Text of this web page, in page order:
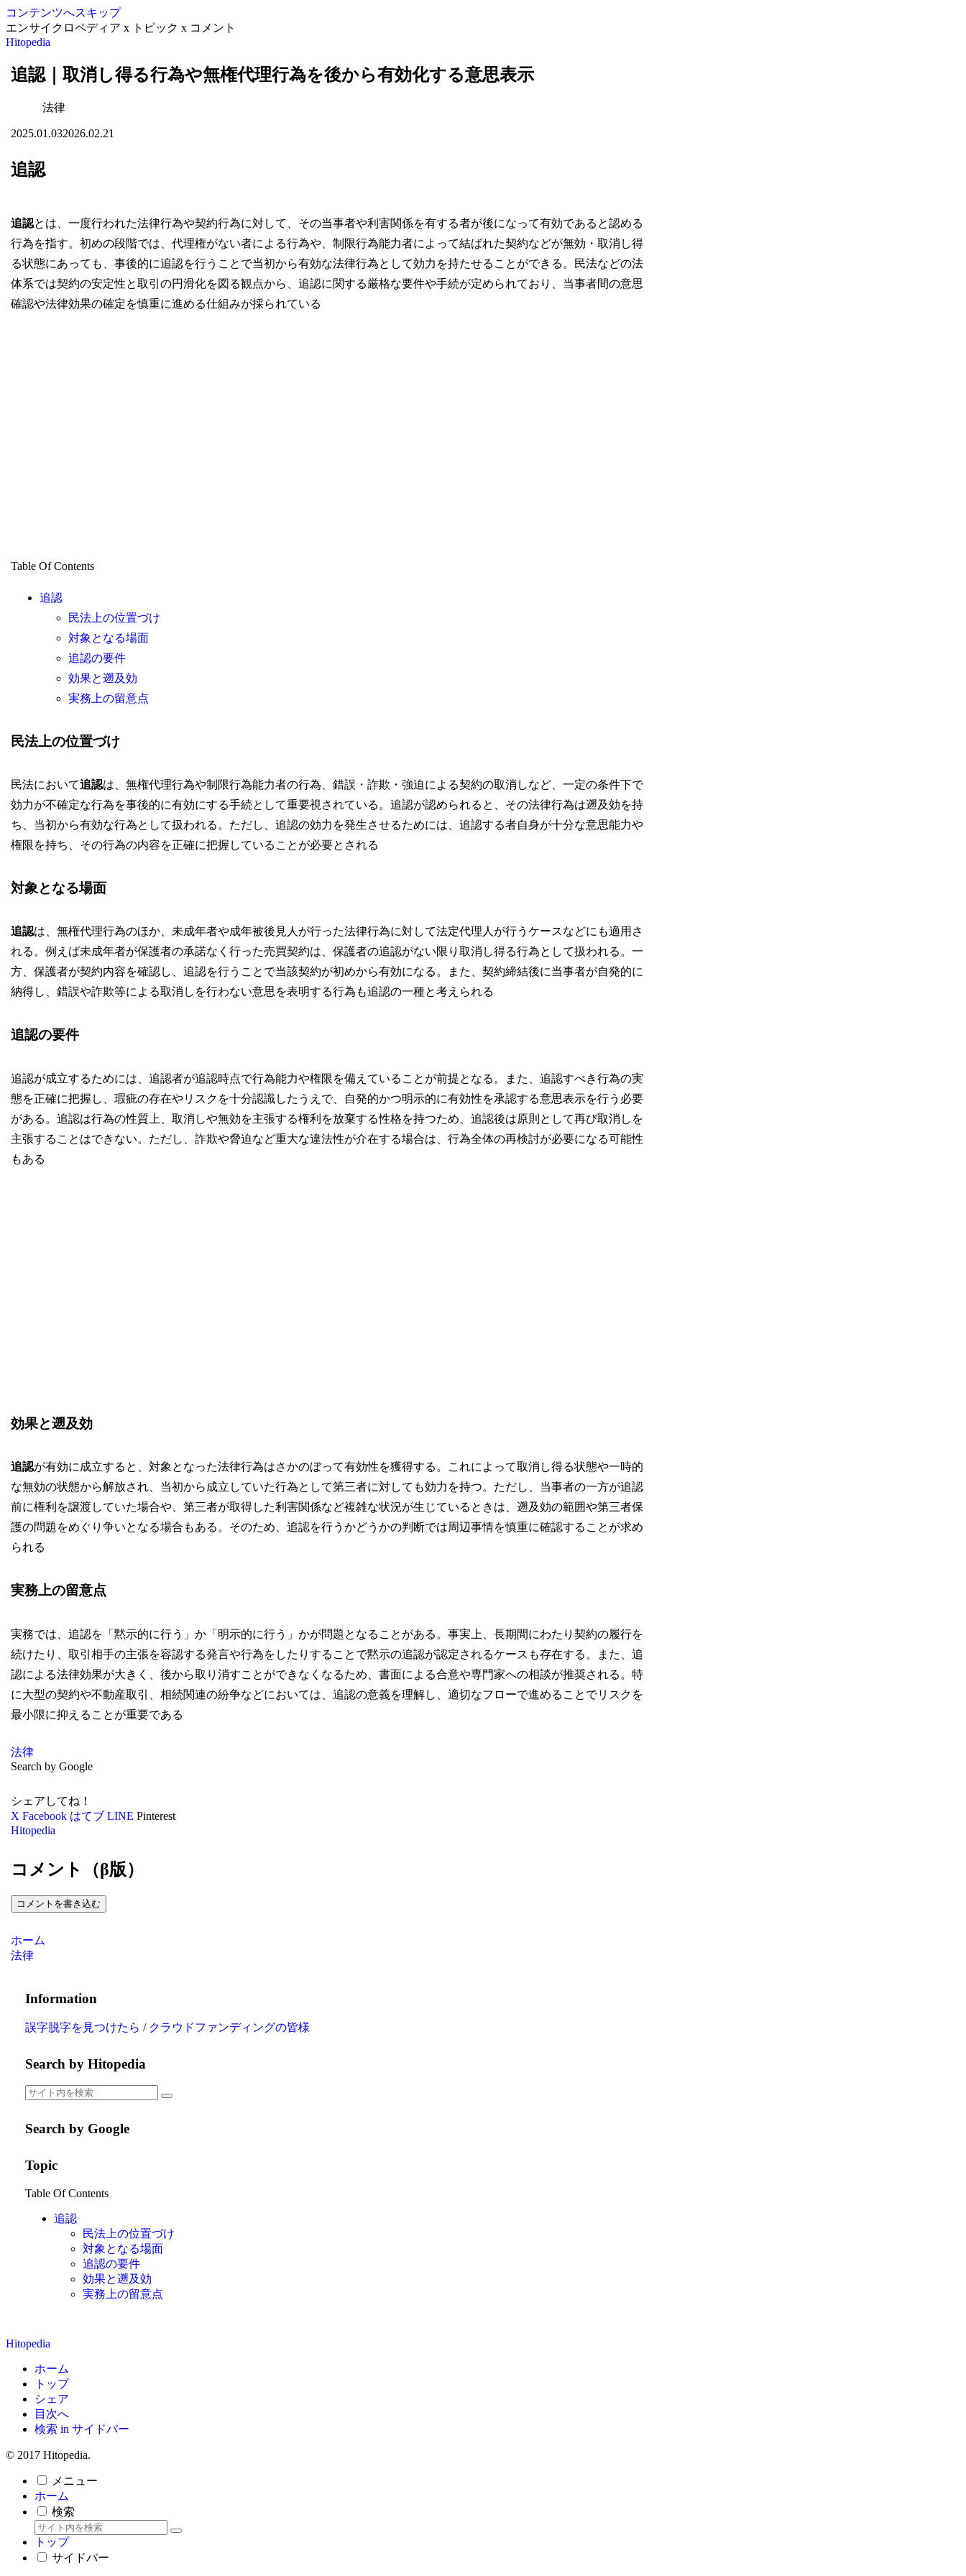
コンテンツへスキップ
エンサイクロペディア x トピック x コメント
Hitopedia
追認｜取消し得る行為や無権代理行為を後から有効化する意思表示
法律
2025.01.032026.02.21
追認
追認とは、一度行われた法律行為や契約行為に対して、その当事者や利害関係を有する者が後になって有効であると認める
行為を指す。初めの段階では、代理権がない者による行為や、制限行為能力者によって結ばれた契約などが無効・取消し得
る状態にあっても、事後的に追認を行うことで当初から有効な法律行為として効力を持たせることができる。民法などの法
体系では契約の安定性と取引の円滑化を図る観点から、追認に関する厳格な要件や手続が定められており、当事者間の意思
確認や法律効果の確定を慎重に進める仕組みが採られている
Table Of Contents
追認
民法上の位置づけ
対象となる場面
追認の要件
効果と遡及効
実務上の留意点
民法上の位置づけ
民法において追認は、無権代理行為や制限行為能力者の行為、錯誤・詐欺・強迫による契約の取消しなど、一定の条件下で
効力が不確定な行為を事後的に有効にする手続として重要視されている。追認が認められると、その法律行為は遡及効を持
ち、当初から有効な行為として扱われる。ただし、追認の効力を発生させるためには、追認する者自身が十分な意思能力や
権限を持ち、その行為の内容を正確に把握していることが必要とされる
対象となる場面
追認は、無権代理行為のほか、未成年者や成年被後見人が行った法律行為に対して法定代理人が行うケースなどにも適用さ
れる。例えば未成年者が保護者の承諾なく行った売買契約は、保護者の追認がない限り取消し得る行為として扱われる。一
方、保護者が契約内容を確認し、追認を行うことで当該契約が初めから有効になる。また、契約締結後に当事者が自発的に
納得し、錯誤や詐欺等による取消しを行わない意思を表明する行為も追認の一種と考えられる
追認の要件
追認が成立するためには、追認者が追認時点で行為能力や権限を備えていることが前提となる。また、追認すべき行為の実
態を正確に把握し、瑕疵の存在やリスクを十分認識したうえで、自発的かつ明示的に有効性を承認する意思表示を行う必要
がある。追認は行為の性質上、取消しや無効を主張する権利を放棄する性格を持つため、追認後は原則として再び取消しを
主張することはできない。ただし、詐欺や脅迫など重大な違法性が介在する場合は、行為全体の再検討が必要になる可能性
もある
効果と遡及効
追認が有効に成立すると、対象となった法律行為はさかのぼって有効性を獲得する。これによって取消し得る状態や一時的
な無効の状態から解放され、当初から成立していた行為として第三者に対しても効力を持つ。ただし、当事者の一方が追認
前に権利を譲渡していた場合や、第三者が取得した利害関係など複雑な状況が生じているときは、遡及効の範囲や第三者保
護の問題をめぐり争いとなる場合もある。そのため、追認を行うかどうかの判断では周辺事情を慎重に確認することが求め
られる
実務上の留意点
実務では、追認を「黙示的に行う」か「明示的に行う」かが問題となることがある。事実上、長期間にわたり契約の履行を
続けたり、取引相手の主張を容認する発言や行為をしたりすることで黙示の追認が認定されるケースも存在する。また、追
認による法律効果が大きく、後から取り消すことができなくなるため、書面による合意や専門家への相談が推奨される。特
に大型の契約や不動産取引、相続関連の紛争などにおいては、追認の意義を理解し、適切なフローで進めることでリスクを
最小限に抑えることが重要である
法律
Search by Google
シェアしてね！
X Facebook はてブ LINE Pinterest
Hitopedia
コメント（β版）
コメントを書き込む
ホーム
法律
Information
誤字脱字を見つけたら / クラウドファンディングの皆様
Search by Hitopedia
Search by Google
Topic
Table Of Contents
追認
民法上の位置づけ
対象となる場面
追認の要件
効果と遡及効
実務上の留意点
Hitopedia
ホーム
トップ
シェア
目次へ
検索 in サイドバー
© 2017 Hitopedia.
メニュー
ホーム
検索
トップ
サイドバー